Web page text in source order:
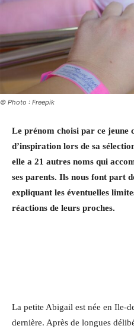
© Photo : Freepik
Le prénom choisi par ce jeune
d’inspiration lors de sa
elle a 21 autres noms qui
ses parents. Ils nous font part
expliquant les éventuelles
réactions de leurs proches.
La petite Abigail est née en Ile-
dernière. Après de longues